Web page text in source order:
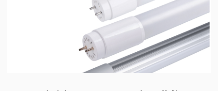
Zeitalter und bieten über die Alibaba-Plattform leicht
zugängliche, rund um die Uhr verfügbare Online-
Handelsdienste an. Gemeinsam mit unseren erfahrenen
Mitarbeitern in den Bereichen Technologie, Einkauf,
Forschung und Entwicklung, Qualitätssicherung,
Automatisierung und Vertrieb wollen wir uns als einer der